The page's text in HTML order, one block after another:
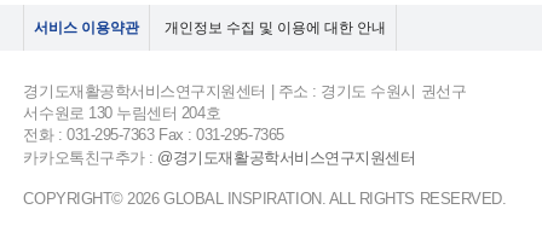
서비스 이용약관 개인정보 수집 및 이용에 대한 안내
경기도재활공학서비스연구지원센터 | 주소 : 경기도 수원시 권선구
서수원로 130 누림센터 204호
전화 : 031-295-7363 Fax : 031-295-7365
카카오톡친구추가 : @경기도재활공학서비스연구지원센터
COPYRIGHT© 2026 GLOBAL INSPIRATION. ALL RIGHTS RESERVED.